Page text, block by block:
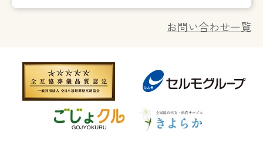
お問い合わせ一覧